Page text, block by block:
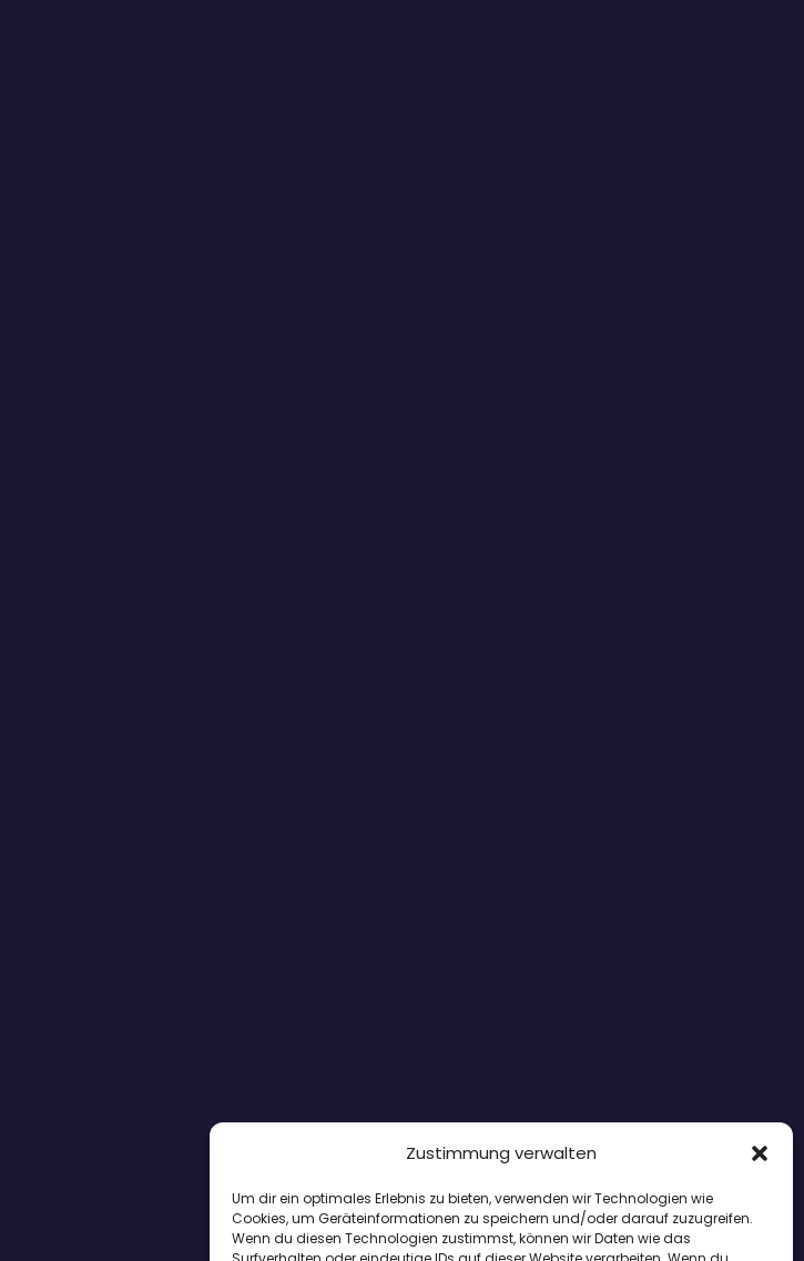
Zustimmung verwalten
Um dir ein optimales Erlebnis zu bieten, verwenden wir Technologien wie
Cookies, um Geräteinformationen zu speichern und/oder darauf zuzugreifen.
Wenn du diesen Technologien zustimmst, können wir Daten wie das